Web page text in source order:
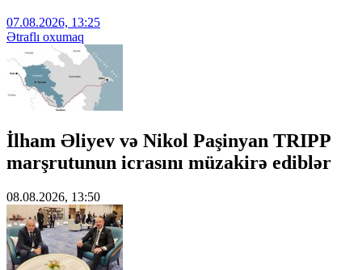
07.08.2026, 13:25
Ətraflı oxumaq
İlham Əliyev və Nikol Paşinyan TRIPP
marşrutunun icrasını müzakirə ediblər
08.08.2026, 13:50